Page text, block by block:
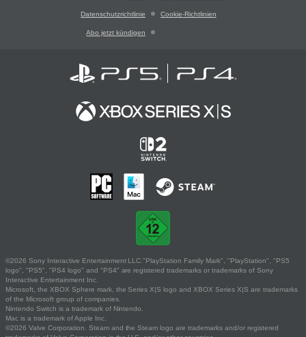
Datenschutzrichtlinie Cookie-Richtlinien
Abo jetzt kündigen
©2026 Sony Interactive Entertainment LLC."PlayStation Family Mark", "PlayStation", "PS5
logo", "PS5", "PS4 logo" and "PS4" are registered trademarks or trademarks of Sony
Interactive Entertainment Inc.
Microsoft, the XBOX Sphere mark, the Series X|S logo and XBOX Series X|S are trademarks
of the Microsoft group of companies.
Nintendo Switch is a trademark of Nintendo.
Mac is a trademark of Apple Inc.
©2026 Valve Corporation. Steam and the Steam logo are trademarks and/or registered